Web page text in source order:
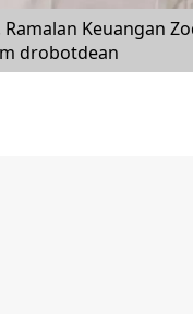
Keuangan
drobotdean